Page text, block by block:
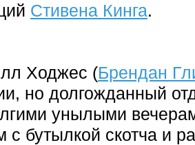
Стивена Кинга.
Ходжес (Брендан
но долгожданный
унылыми
с бутылкой скотча и